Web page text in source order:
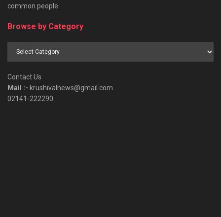
common people.
Browse by Category
Contact Us
Mail :- krushivalnews@gmail.com
02141-222290